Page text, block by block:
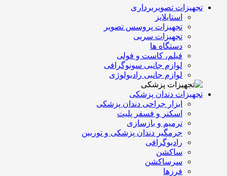
تجهیزات تصویربرداری
استابلایز
تجهیزات پروسس تصویر
تجهیزات سربی
دستگاه ها
فیلم، کاست و فولی
لوازم جانبی سونوگرافی
لوازم جانبی رادیولوژی
تجهیزات دندان پزشکی
ابزار جراحی دندان پزشکی
اسکنر و فسفر پلیت
ترمیم و بازسازی
جرمگیر دندان پزشکی و توربین
رادیوگرافی
ساکشن
سرساکشن
فرزها